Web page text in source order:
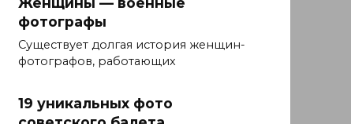
фотографы
Существует долгая история женщин-
фотографов, работающих
19 уникальных фото